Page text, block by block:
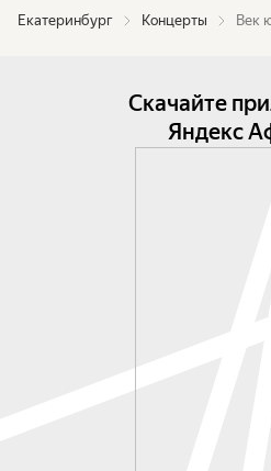
Екатеринбург Концерты Век
Скачайте
Яндекс